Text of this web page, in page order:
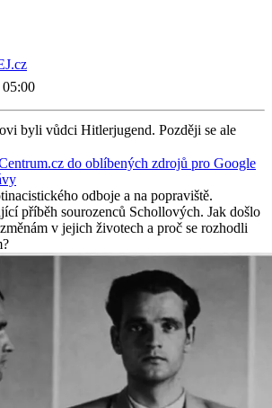
05:00
byli vůdci Hitlerjugend. Později se ale
do oblíbených zdrojů pro Google
odboje a na popraviště.
příběh sourozenců Schollových. Jak došlo
v jejich životech a proč se rozhodli